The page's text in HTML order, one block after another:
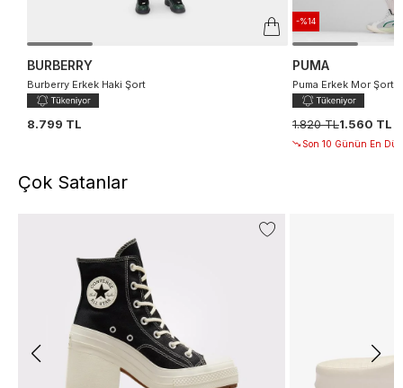
BURBERRY
Burberry Erkek Haki Şort
8.799 TL
-%14
PUMA
Puma Erkek Mor Şort
1.820 TL1.560 TL
Son 10 Günün En
Çok Satanlar